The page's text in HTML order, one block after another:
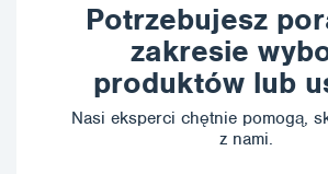
Potrzebujesz
zakresie
produktów lub
Nasi eksperci chętnie pomogą,
z nami.